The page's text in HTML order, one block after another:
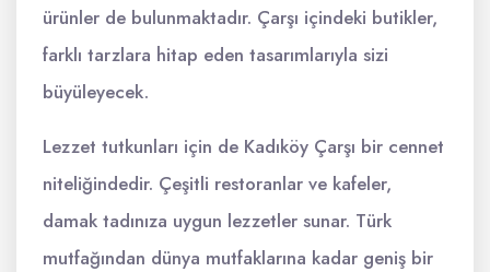
ürünler de bulunmaktadır. Çarşı içindeki butikler,
farklı tarzlara hitap eden tasarımlarıyla sizi
büyüleyecek.
Lezzet tutkunları için de Kadıköy Çarşı bir cennet
niteliğindedir. Çeşitli restoranlar ve kafeler,
damak tadınıza uygun lezzetler sunar. Türk
mutfağından dünya mutfaklarına kadar geniş bir